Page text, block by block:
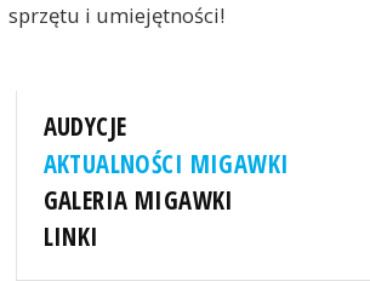
sprzętu i umiejętności!
AUDYCJE
AKTUALNOŚCI MIGAWKI
GALERIA MIGAWKI
LINKI